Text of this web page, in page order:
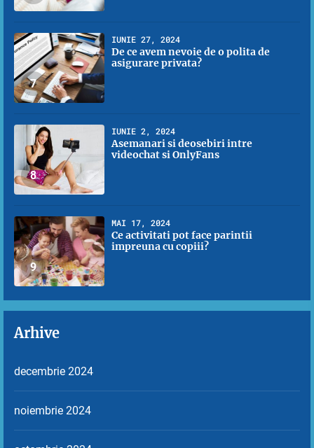
7
IUNIE 27, 2024
De ce avem nevoie de o polita de
asigurare privata?
8
IUNIE 2, 2024
Asemanari si deosebiri intre
videochat si OnlyFans
9
MAI 17, 2024
Ce activitati pot face parintii
impreuna cu copiii?
Arhive
decembrie 2024
noiembrie 2024